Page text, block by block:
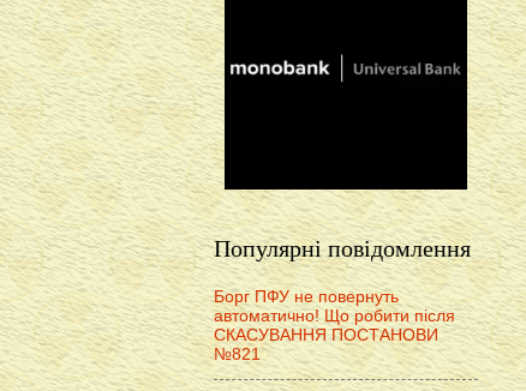
Популярні повідомлення
Борг ПФУ не повернуть
автоматично! Що робити після
СКАСУВАННЯ ПОСТАНОВИ
№821